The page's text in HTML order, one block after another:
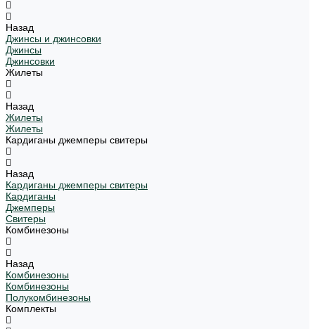
Назад
Джинсы и джинсовки
Джинсы
Джинсовки
Жилеты
Назад
Жилеты
Жилеты
Кардиганы джемперы свитеры
Назад
Кардиганы джемперы свитеры
Кардиганы
Джемперы
Свитеры
Комбинезоны
Назад
Комбинезоны
Комбинезоны
Полукомбинезоны
Комплекты